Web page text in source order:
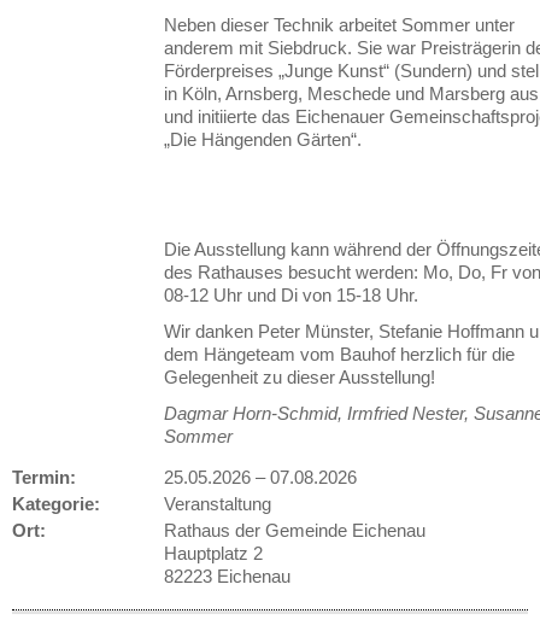
Neben dieser Technik arbeitet Sommer unter
anderem mit Siebdruck. Sie war Preisträgerin
Förderpreises „Junge Kunst“ (Sundern) und
in Köln, Arnsberg, Meschede und Marsberg aus
und initiierte das Eichenauer
„Die Hängenden Gärten“.
Die Ausstellung kann während der
des Rathauses besucht werden: Mo, Do, Fr von
08-12 Uhr und Di von 15-18 Uhr.
Wir danken Peter Münster, Stefanie Hoffmann
dem Hängeteam vom Bauhof herzlich für die
Gelegenheit zu dieser Ausstellung!
Dagmar Horn-Schmid, Irmfried Nester,
Sommer
Termin:
25.05.2026 –07.08.2026
Kategorie:
Veranstaltung
Ort:
Rathaus der Gemeinde Eichenau
Hauptplatz 2
82223 Eichenau